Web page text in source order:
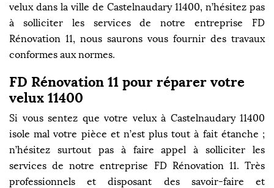
velux dans la ville de Castelnaudary 11400, n’hésitez pas
à solliciter les services de notre entreprise FD
Rénovation 11, nous saurons vous fournir des travaux
conformes aux normes.
FD Rénovation 11 pour réparer votre
velux 11400
Si vous sentez que votre velux à Castelnaudary 11400
isole mal votre pièce et n’est plus tout à fait étanche ;
n’hésitez surtout pas à faire appel à solliciter les
services de notre entreprise FD Rénovation 11. Très
professionnels et disposant des savoir-faire et